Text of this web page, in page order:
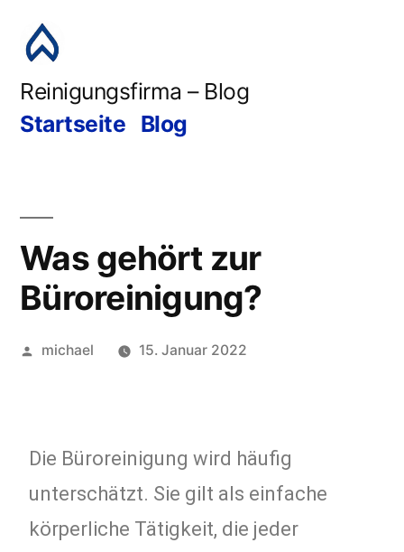
Reinigungsfirma – Blog
Startseite Blog
Was gehört zur
Büroreinigung?
michael 15. Januar 2022
Die Büroreinigung wird häufig
unterschätzt. Sie gilt als einfache
körperliche Tätigkeit, die jeder